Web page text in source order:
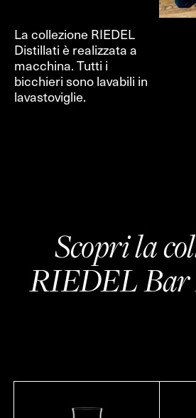
La collezione RIEDEL
Distillati è realizzata a
macchina. Tutti i
bicchieri sono lavabili in
lavastoviglie.
Scopri la
RIEDEL